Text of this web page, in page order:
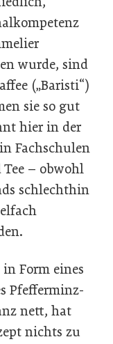
wurde, sind
(„Baristi“)
sie so gut
hier in der
Fachschulen
Tee – obwohl
schlechthin
Form eines
Pfefferminz-
nett, hat
nichts zu